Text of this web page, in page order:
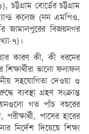
বোর্ডের চট্টগ্রাম
কলেজ (নন এমপিও,
জামালপুরের বিজয়নগর
৭)।
কারণ কী, কী ধরনের
শিক্ষার্থীরা ভালো ফলাফল
সহযোগিতা দেওয়া ও
ব্যবস্থা গ্রহণ সংক্রান্ত
গত পাঁচ বছরের
পাসের হারের
নির্দেশ দিয়েছে শিক্ষা